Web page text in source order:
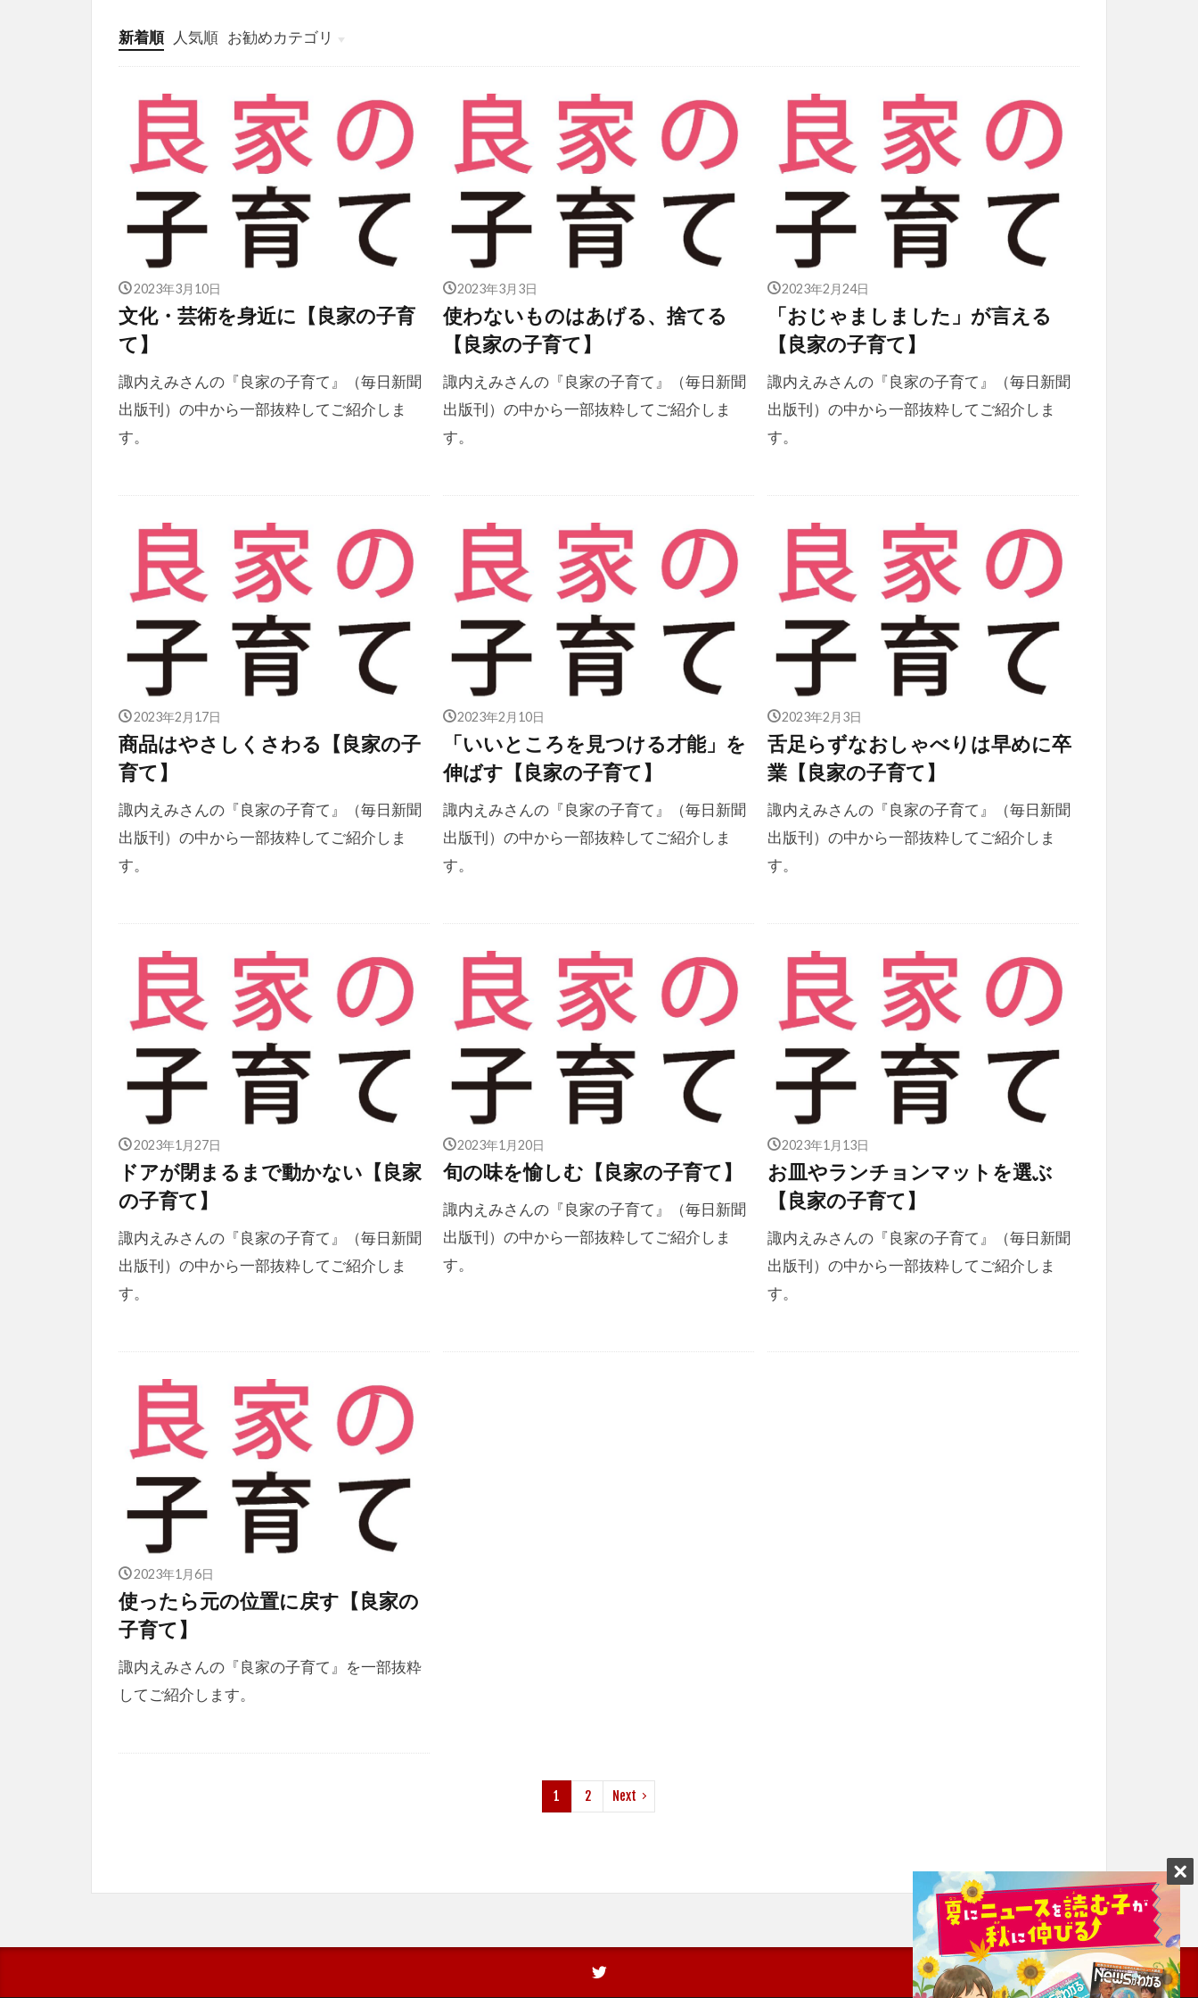
新着順 人気順 お勧めカテゴリ
投稿
学び
マンガ
電子書籍
2023年3月10日
文化・芸術を身近に【良家の子育
て】
諏内えみさんの『良家の子育て』（毎日新聞
出版刊）の中から一部抜粋してご紹介しま
す。
2023年3月3日
使わないものはあげる、捨てる
【良家の子育て】
諏内えみさんの『良家の子育て』（毎日新聞
出版刊）の中から一部抜粋してご紹介しま
す。
2023年2月24日
「おじゃましました」が言える
【良家の子育て】
諏内えみさんの『良家の子育て』（毎日新聞
出版刊）の中から一部抜粋してご紹介しま
す。
2023年2月17日
商品はやさしくさわる【良家の子
育て】
諏内えみさんの『良家の子育て』（毎日新聞
出版刊）の中から一部抜粋してご紹介しま
す。
2023年2月10日
「いいところを見つける才能」を
伸ばす【良家の子育て】
諏内えみさんの『良家の子育て』（毎日新聞
出版刊）の中から一部抜粋してご紹介しま
す。
2023年2月3日
舌足らずなおしゃべりは早めに卒
業【良家の子育て】
諏内えみさんの『良家の子育て』（毎日新聞
出版刊）の中から一部抜粋してご紹介しま
す。
2023年1月27日
ドアが閉まるまで動かない【良家
の子育て】
諏内えみさんの『良家の子育て』（毎日新聞
出版刊）の中から一部抜粋してご紹介しま
す。
2023年1月20日
旬の味を愉しむ【良家の子育て】
諏内えみさんの『良家の子育て』（毎日新聞
出版刊）の中から一部抜粋してご紹介しま
す。
2023年1月13日
お皿やランチョンマットを選ぶ
【良家の子育て】
諏内えみさんの『良家の子育て』（毎日新聞
出版刊）の中から一部抜粋してご紹介しま
す。
2023年1月6日
使ったら元の位置に戻す【良家の
子育て】
諏内えみさんの『良家の子育て』を一部抜粋
してご紹介します。
1 2 Next